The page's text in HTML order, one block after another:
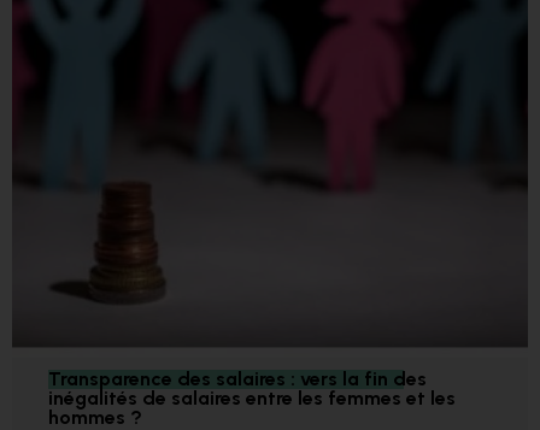
Transparence des salaires : vers la fin des
inégalités de salaires entre les femmes et les
hommes ?